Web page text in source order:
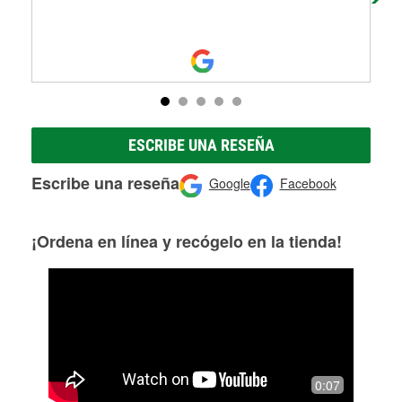
ESCRIBE UNA RESEÑA
Escribe una reseña Google Facebook
¡Ordena en línea y recógelo en la tienda!
0:07